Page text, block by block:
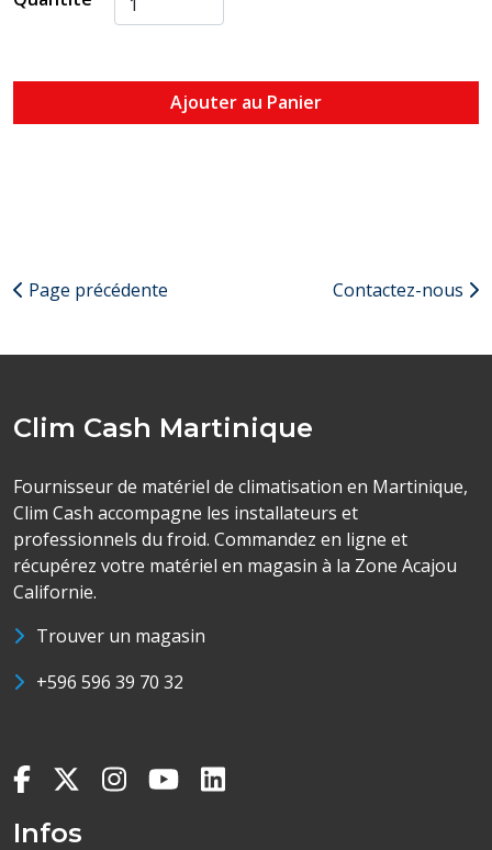
Ajouter au Panier
Page précédente Contactez-nous
Clim Cash Martinique
Fournisseur de matériel de climatisation en Martinique,
Clim Cash accompagne les installateurs et
professionnels du froid. Commandez en ligne et
récupérez votre matériel en magasin à la Zone Acajou
Californie.
Trouver un magasin
+596 596 39 70 32
Infos